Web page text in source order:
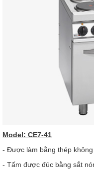
Model: CE7-41
- Được làm bằng thép
- Tấm được đúc bằng sắt